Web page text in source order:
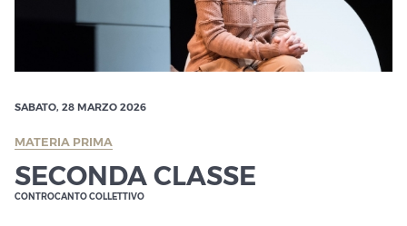
SABATO, 28 MARZO 2026
MATERIA PRIMA
SECONDA CLASSE
CONTROCANTO COLLETTIVO